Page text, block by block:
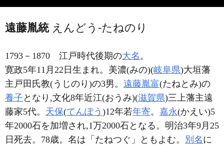
遠藤胤統 えんどう-たねのり
1793－1870 江戸時代後期の大名 。
寛政5年11月22日生まれ。美濃(みの)(岐阜県)大垣藩
主戸田氏教(うじのり)の3男。 遠藤胤富(たねとみ)の
養子 となり,文化8年近江(おうみ)(滋賀県)三上藩主遠
藤家5代。 天保(てんぽう )12年若年寄。 嘉永(かえい)5
年2000石を加増され,1万2000石となる。明治3年9月25
日死去。78歳。名は「たねつぐ」ともよむ。 別名 に